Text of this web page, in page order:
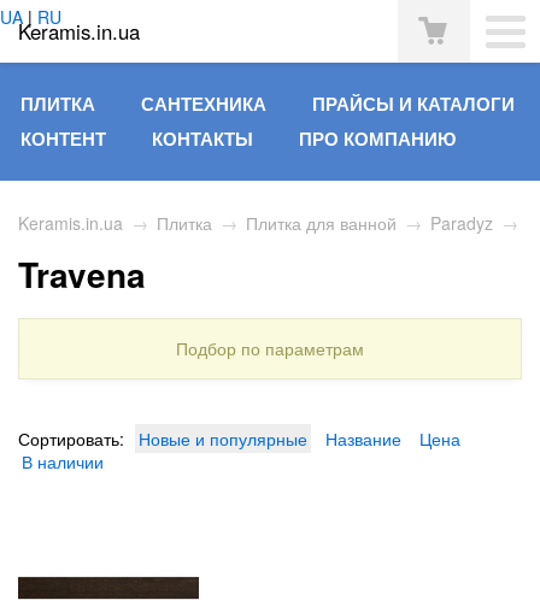
Keramis.in.ua
UA | RU
ПЛИТКА САНТЕХНИКА
ПРАЙСЫ И КАТАЛОГИ
КОНТЕНТ
КОНТАКТЫ ПРО КОМПАНИЮ
Keramis.in.ua → Плитка → Плитка для ванной → Paradyz →
Travena
Подбор по параметрам
Сортировать: Новые и популярные Название
Цена
В наличии